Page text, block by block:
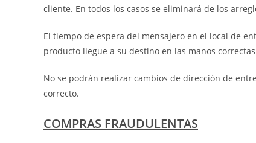
cliente. En todos los casos se eliminará de los
El tiempo de espera del mensajero en el local de
producto llegue a su destino en las manos
No se podrán realizar cambios de dirección de
correcto.
COMPRAS FRAUDULENTAS